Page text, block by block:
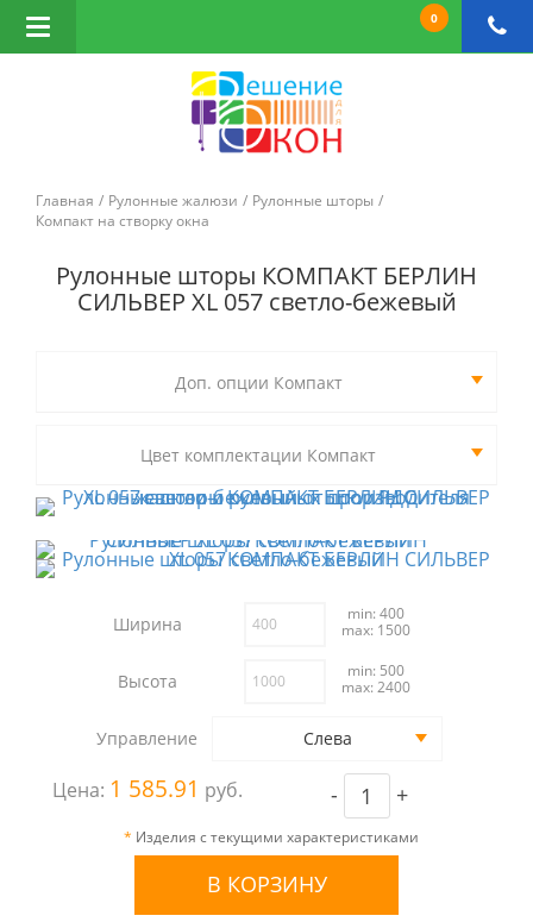
0
Открыть
навигацию
Главная Рулонные жалюзи
Рулонные шторы
Компакт на створку окна
Рулонные шторы КОМПАКТ БЕРЛИН
СИЛЬВЕР XL 057 светло-бежевый
Доп. опции Компакт
Цвет комплектации Компакт
Ширина
min: 400
max: 1500
Высота
min: 500
max: 2400
Управление Слева
Цена: 1 585.91 руб. - +
* Изделия с текущими характеристиками